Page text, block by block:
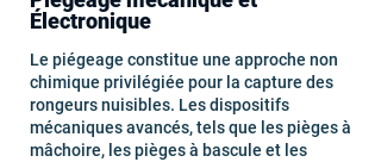
Électronique
Le piégeage constitue une approche non
chimique privilégiée pour la capture des
rongeurs nuisibles. Les dispositifs
mécaniques avancés, tels que les pièges à
mâchoire, les pièges à bascule et les